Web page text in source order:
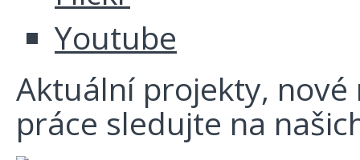
Youtube
Aktuální projekty, nové
práce sledujte na